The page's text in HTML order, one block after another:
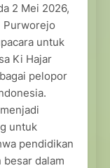
2 Mei 2026,
Purworejo
untuk
Ki Hajar
pelopor
untuk
pendidikan
dalam